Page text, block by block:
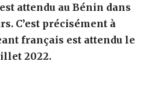
attendu au Bénin dans
C’est précisément à
français est attendu le
2022.